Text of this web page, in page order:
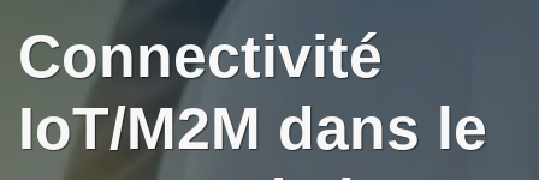
Connectivité
IoT/M2M dans le